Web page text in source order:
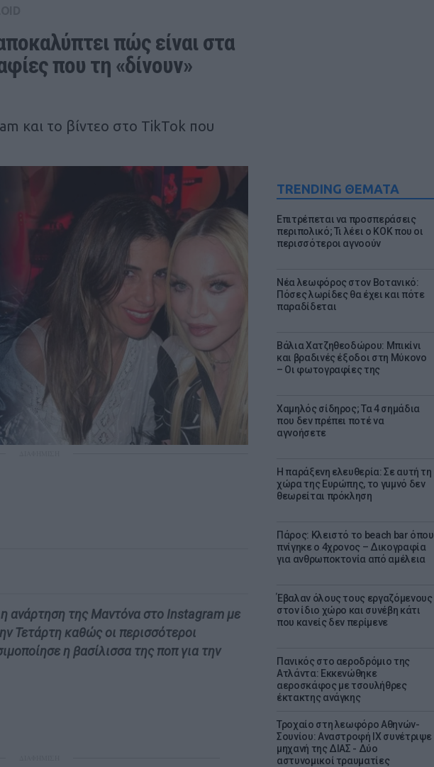
TRENDING ΘΕΜΑΤΑ
Επιτρέπεται να προσπεράσεις
περιπολικό; Τι λέει ο ΚΟΚ που οι
περισσότεροι αγνοούν
Νέα λεωφόρος στον Βοτανικό:
Πόσες λωρίδες θα έχει και πότε
παραδίδεται
Βάλια Χατζηθεοδώρου: Μπικίνι
και βραδινές έξοδοι στη Μύκονο
– Οι φωτογραφίες της
Χαμηλός σίδηρος; Τα 4 σημάδια
που δεν πρέπει ποτέ να
αγνοήσετε
Η παράξενη ελευθερία: Σε αυτή τη
χώρα της Ευρώπης, το γuμνό δεν
θεωρείται πρόκληση
Πάρος: Κλειστό το beach bar όπου
πνίγηκε ο 4χρονος – Δικογραφία
για ανθρωποκτονία από αμέλεια
Έβαλαν όλους τους εργαζόμενους
στον ίδιο χώρο και συνέβη κάτι
που κανείς δεν περίμενε
Πανικός στο αεροδρόμιο της
Ατλάντα: Εκκενώθηκε
αεροσκάφος με τσουλήθρες
έκτακτης ανάγκης
Τροχαίο στη λεωφόρο Αθηνών-
Σουνίου: Αναστροφή ΙΧ συνέτριψε
μηχανή της ΔΙΑΣ - Δύο
αστυνομικοί τραυματίες
πώς είναι στα
που τη «δίνουν»
και το βίντεο στο TikTok που
ανάρτηση της Μαντόνα στο Instagram με
Τετάρτη καθώς οι περισσότεροι
η βασίλισσα της ποπ για την